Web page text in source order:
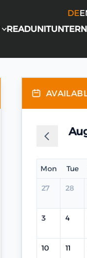
DE
READUNIT
Mon Tue
27 28
3 4
10 11